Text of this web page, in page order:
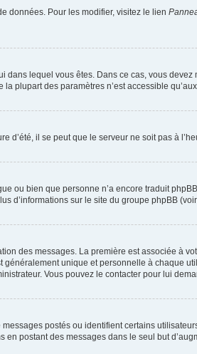
données. Pour les modifier, visitez le lien
lequel vous êtes. Dans ce cas, vous
plupart des paramètres n’est accessible
d’été, il se peut que le serveur ne soit pas à
ou bien que personne n’a encore traduit
d’informations sur le site du groupe phpBB
des messages. La première est associée à
unique et personnelle à chaque
Vous pouvez le contacter pour lui
postés ou identifient certains
en postant des messages dans le seul but